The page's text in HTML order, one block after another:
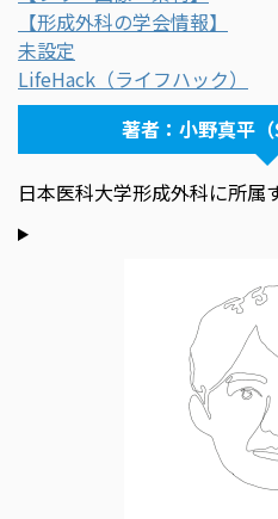
【形成外科の学会情報】
未設定
LifeHack（ライフハック）
著者：小野真平
日本医科大学形成外科に所属